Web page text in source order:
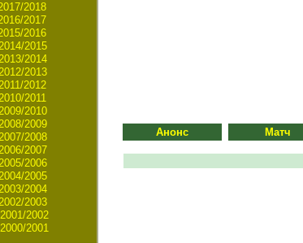
2018
2017
2016
2015
2014
2013
2012
2011
2010
2009
2008
2007
2006
2005
2004
2003
2002
2001
Анонс Матч